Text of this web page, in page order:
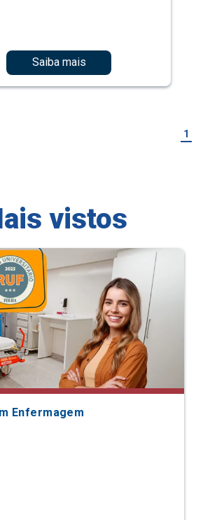
Saiba mais
1
vistos
Enfermagem